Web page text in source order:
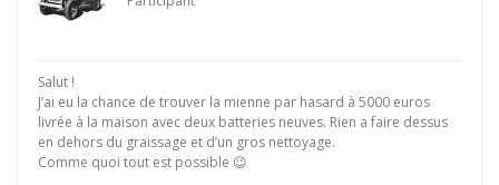
Salut !
J’ai eu la chance de trouver la mienne par hasard à 5000 euros
livrée à la maison avec deux batteries neuves. Rien a faire dessus
en dehors du graissage et d’un gros nettoyage.
Comme quoi tout est possible 😉